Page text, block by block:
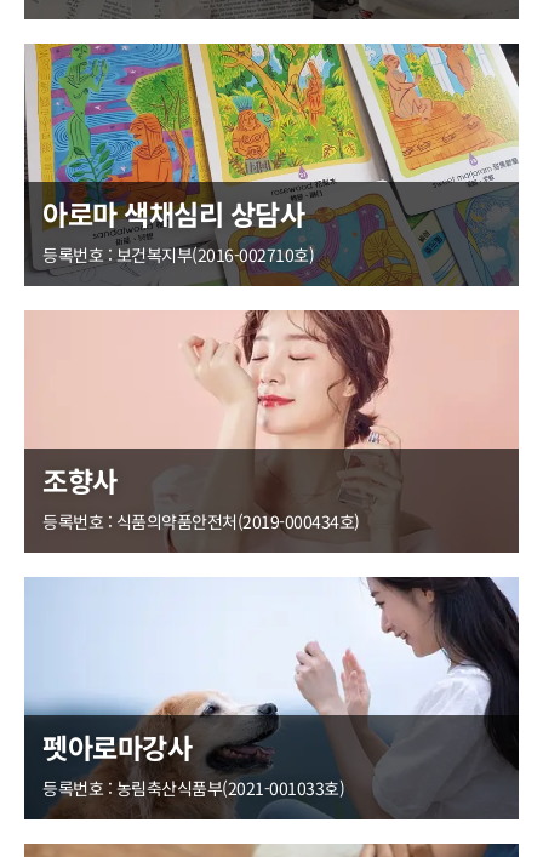
아로마 색채심리 상담사
등록번호 : 보건복지부(2016-002710호)
조향사
등록번호 : 식품의약품안전처(2019-000434호)
펫아로마강사
등록번호 : 농림축산식품부(2021-001033호)